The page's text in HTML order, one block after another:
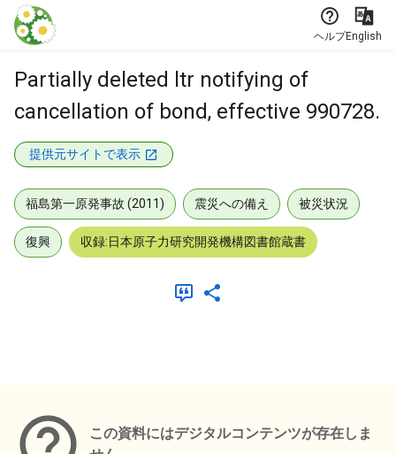
本文に飛ぶ
ヘルプEnglish
Partially deleted ltr notifying of
cancellation of bond, effective 990728.
提供元サイトで表示
福島第一原発事故 (2011) 震災への備え 被災状況
復興 収録:日本原子力研究開発機構図書館蔵書
この資料にはデジタルコンテンツが存在しま